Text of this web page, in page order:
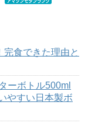
完食できた理由と
ーボトル500ml
やすい日本製ボ